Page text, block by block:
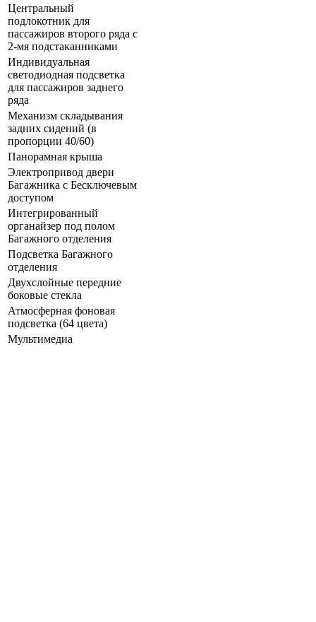
Центральный
подлокотник для
пассажиров второго ряда с
2-мя подстаканниками
Индивидуальная
светодиодная подсветка
для пассажиров заднего
ряда
Механизм складывания
задних сидений (в
пропорции 40/60)
Панорамная крыша
Электропривод двери
Багажника с Бесключевым
доступом
Интегрированный
органайзер под полом
Багажного отделения
Подсветка Багажного
отделения
Двухслойные передние
боковые стекла
Атмосферная фоновая
подсветка (64 цвета)
Мультимедиа